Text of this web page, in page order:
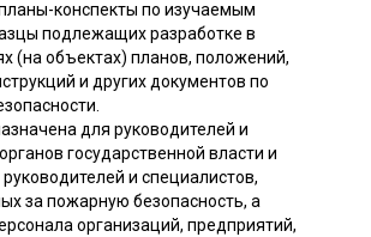
конспекты по изучаемым
подлежащих разработке в
(на объектах) планов, положений,
и других документов по
для руководителей и
государственной власти и
и специалистов,
за пожарную безопасность, а
организаций, предприятий,